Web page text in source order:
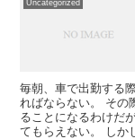
Uncategorized
毎朝、車で出勤する
ればならない。 その
ることになるわけだ
てもらえない。 しか